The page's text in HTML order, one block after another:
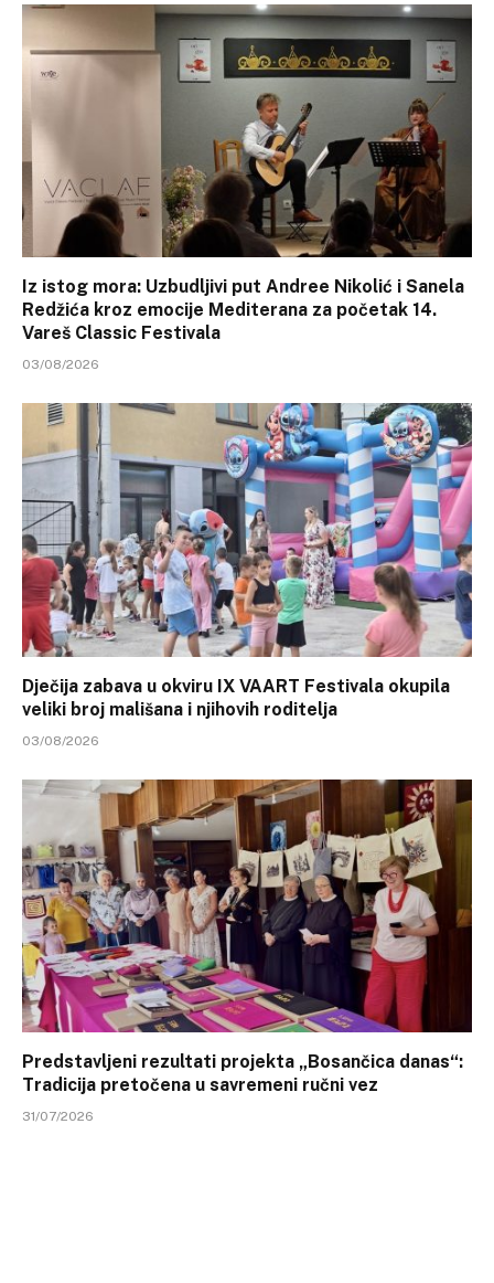
Iz istog mora: Uzbudljivi put Andree Nikolić i Sanela
Redžića kroz emocije Mediterana za početak 14.
Vareš Classic Festivala
03/08/2026
Dječija zabava u okviru IX VAART Festivala okupila
veliki broj mališana i njihovih roditelja
03/08/2026
Predstavljeni rezultati projekta „Bosančica danas“:
Tradicija pretočena u savremeni ručni vez
31/07/2026